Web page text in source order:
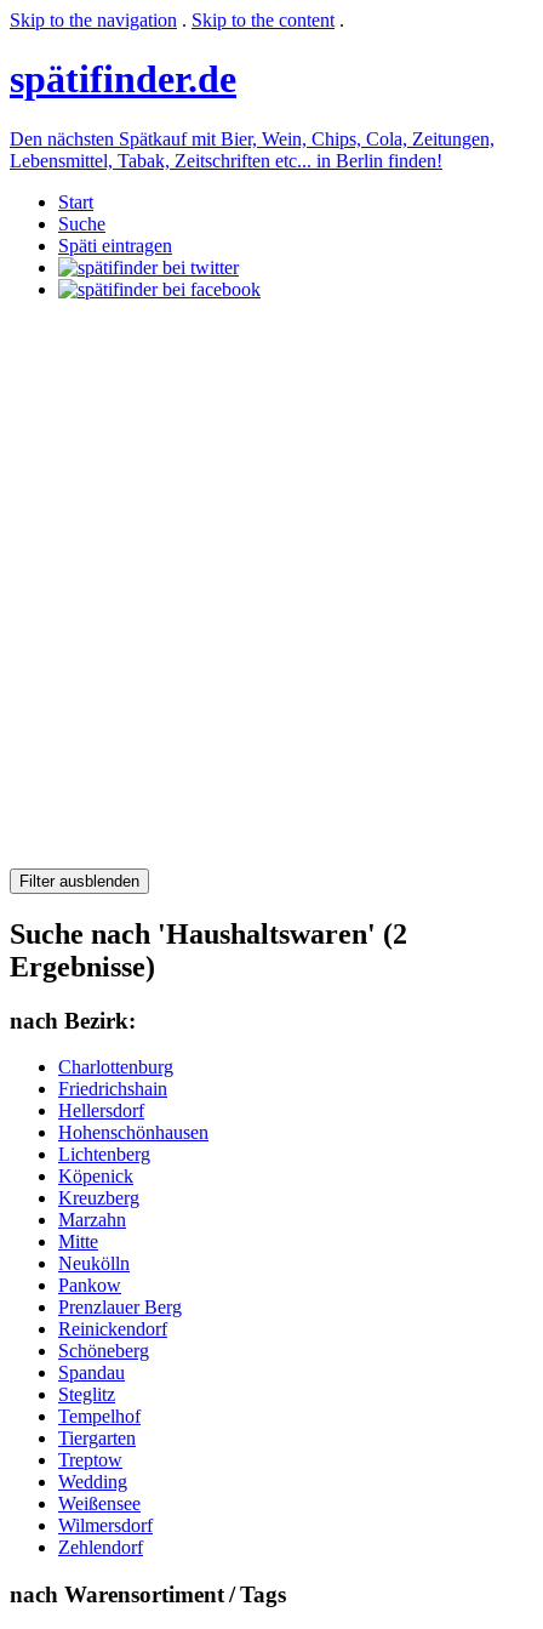
Skip to the navigation . Skip to the content .
spätifinder.de
Den nächsten Spätkauf mit Bier, Wein, Chips, Cola, Zeitungen,
Lebensmittel, Tabak, Zeitschriften etc... in Berlin finden!
Start
Suche
Späti eintragen
Filter ausblenden
Suche nach 'Haushaltswaren' (2
Ergebnisse)
nach Bezirk:
Charlottenburg
Friedrichshain
Hellersdorf
Hohenschönhausen
Lichtenberg
Köpenick
Kreuzberg
Marzahn
Mitte
Neukölln
Pankow
Prenzlauer Berg
Reinickendorf
Schöneberg
Spandau
Steglitz
Tempelhof
Tiergarten
Treptow
Wedding
Weißensee
Wilmersdorf
Zehlendorf
nach Warensortiment / Tags